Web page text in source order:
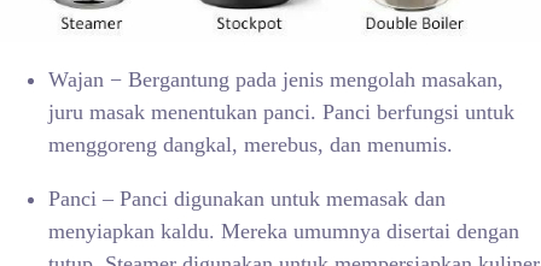
Wajan − Bergantung pada jenis mengolah masakan,
juru masak menentukan panci. Panci berfungsi untuk
menggoreng dangkal, merebus, dan menumis.
Panci – Panci digunakan untuk memasak dan
menyiapkan kaldu. Mereka umumnya disertai dengan